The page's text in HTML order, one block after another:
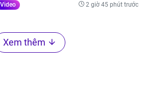
Video 2 giờ 45 phút trước
Xem thêm